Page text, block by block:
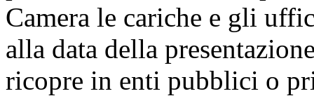
Camera le cariche e gli
alla data della
ricopre in enti pubblici o